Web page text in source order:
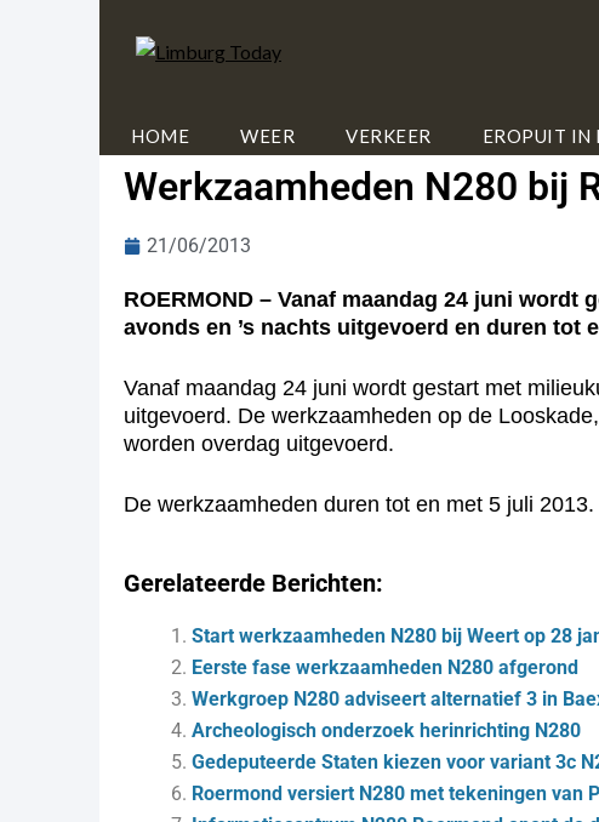
HOME WEER VERKEER EROPUIT IN
Werkzaamheden N280 bij
21/06/2013
ROERMOND – Vanaf maandag 24 juni wordt
avonds en ’s nachts uitgevoerd en duren tot
Vanaf maandag 24 juni wordt gestart met
uitgevoerd. De werkzaamheden op de
worden overdag uitgevoerd.
De werkzaamheden duren tot en met 5 juli 2013.
Gerelateerde Berichten:
Start werkzaamheden N280 bij Weert op 28
Eerste fase werkzaamheden N280 afgerond
Werkgroep N280 adviseert alternatief 3 in
Archeologisch onderzoek herinrichting N280
Gedeputeerde Staten kiezen voor variant 3c
Roer­mond ver­siert N280 met te­ke­nin­gen van